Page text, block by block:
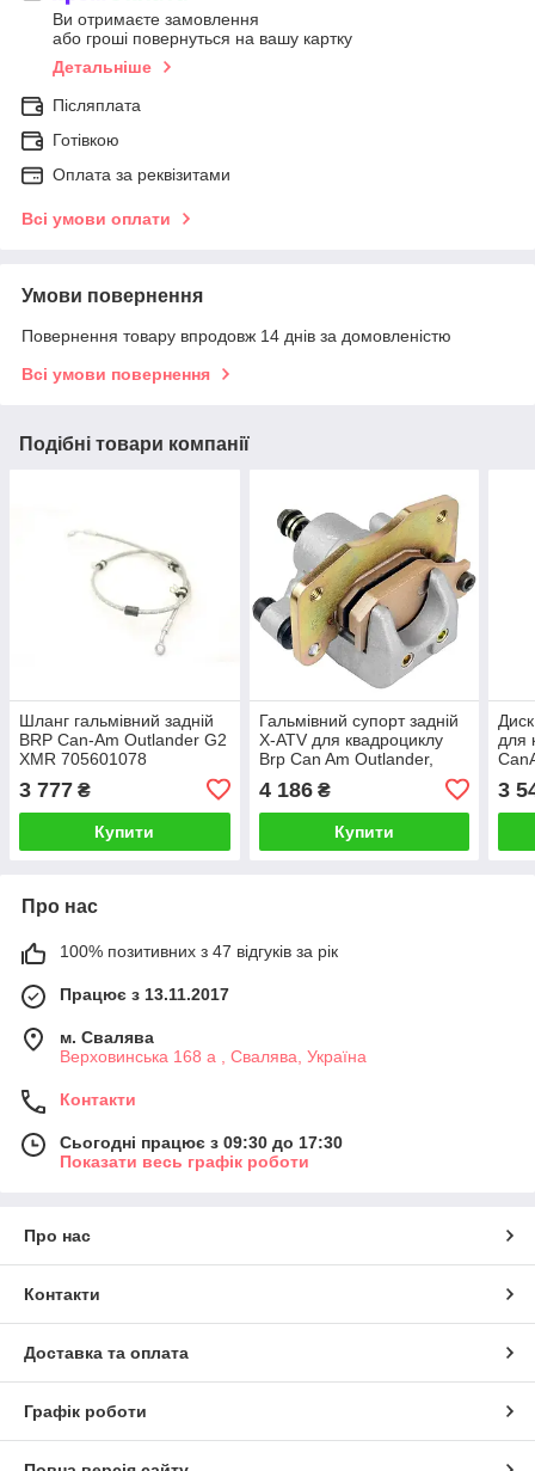
Ви отримаєте замовлення
або гроші повернуться на вашу картку
Детальніше
Післяплата
Готівкою
Оплата за реквізитами
Всі умови оплати
Умови повернення
Повернення товару впродовж 14 днів за домовленістю
Всі умови повернення
Подібні товари компанії
Шланг гальмівний задній
BRP Can-Am Outlander G2
XMR 705601078
3 777 ₴
Купити
Гальмівний супорт задній
X-ATV для квадроциклу
Brp Can Am Outlander,
Renegade G1 CAL-CR157,
705600577
4 186₴
Купити
для
3
Про нас
100% позитивних з 47 відгуків за рік
Працює з 13.11.2017
м. Свалява
Верховинська 168 а , Свалява, Україна
Контакти
Сьогодні працює з 09:30 до 17:30
Показати весь графік роботи
Про нас
Контакти
Доставка та оплата
Графік роботи